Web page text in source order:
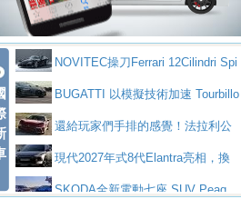
一探SITRAK “準” 消防車的究竟
大益金龍初試啼聲，汽柴油5噸貨車
不是對手正宗年鑑2025年全球自動車年鑑1月
下旬問世！2024第六屆ISUZU運轉職人挑戰賽
首度前進南台灣熱烈開戰
豪華電能休旅新星 Audi Q4 Sportba
ck 55 e-tron S lineScania Taiwan 逆風而行，加深力
道投資布局
座純電旗艦 SUV，行李廂最大可達 935 公
升
全新純電 Mercedes-Benz C 400 4
MATIC Electric 登場
奢華與科技大躍進，MAZDA全新3
代CX-5全方位進化提前亮相並展開預售94.9
萬起
馬自達公布 2027 年式 MX-5 更
新，新增 Yakudo 特別版
Skoda Peaq 發表全新電動動力系
統 最長續航逾 640 公里、支援雙向供電
BMW M2 首度導入 xDrive 四驅，
美國與瑞士需求成關鍵推手
The all-new T-Roc 魅力 自成焦點
NOVITEC操刀Ferrari 12Cilindri Spi
der 碳纖維空力、鍛造輪圈與Inconel排氣
上身
BUGATTI 以模擬技術加速 Tourbillo
n 動態開發還給玩家們手排的感覺！法拉利公
布12Cilidri Manaule手排超跑產品細節
現代2027年式8代Elantra亮相，換
裝更銳利的造型、更先進的資訊娛樂系統及
SKODA全新電動七座 SUV Peaq